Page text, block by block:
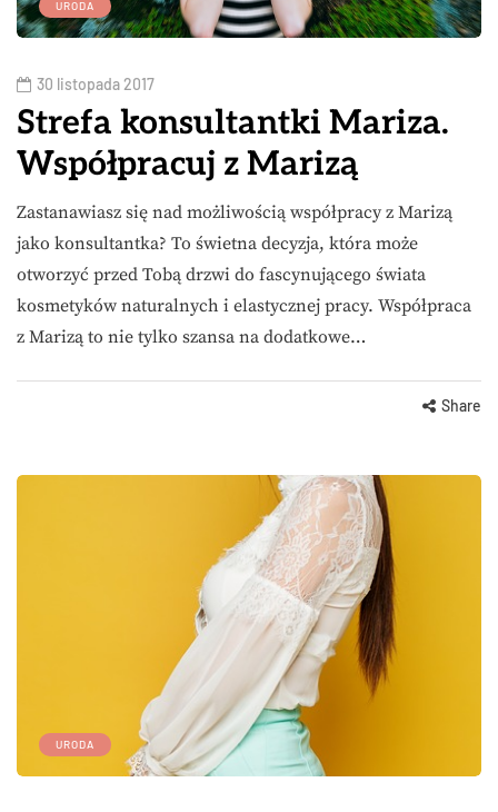
URODA
30 listopada 2017
Strefa konsultantki Mariza.
Współpracuj z Marizą
Zastanawiasz się nad możliwością współpracy z Marizą
jako konsultantka? To świetna decyzja, która może
otworzyć przed Tobą drzwi do fascynującego świata
kosmetyków naturalnych i elastycznej pracy. Współpraca
z Marizą to nie tylko szansa na dodatkowe…
Share
URODA